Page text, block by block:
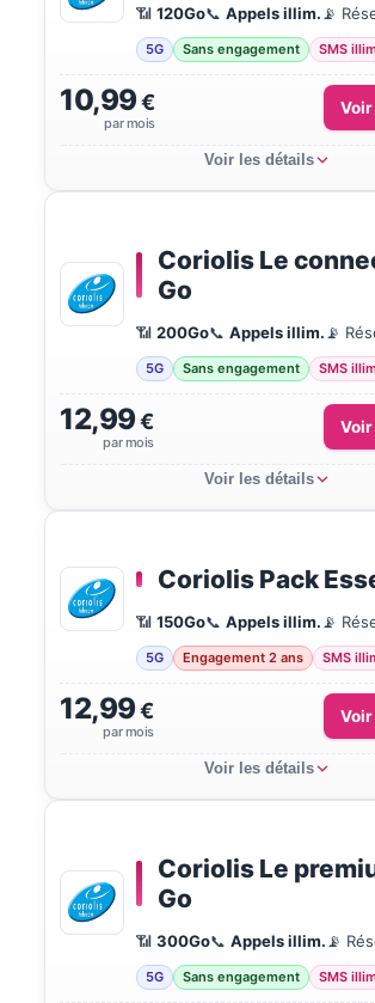
📶 120Go📞 Appels illim.📡
5G Sans engagement SMS
10,99€
par mois
Voir les détails
Coriolis Le
Go
📶 200Go📞 Appels illim.📡
5G Sans engagement SMS
12,99€
par mois
Voir les détails
Coriolis Pack
📶 150Go📞 Appels illim.📡
5G Engagement 2 ans SMS
12,99€
par mois
Voir les détails
Coriolis Le
Go
📶 300Go📞 Appels illim.📡
5G Sans engagement SMS